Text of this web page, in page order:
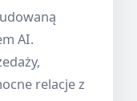
AI.
relacje z